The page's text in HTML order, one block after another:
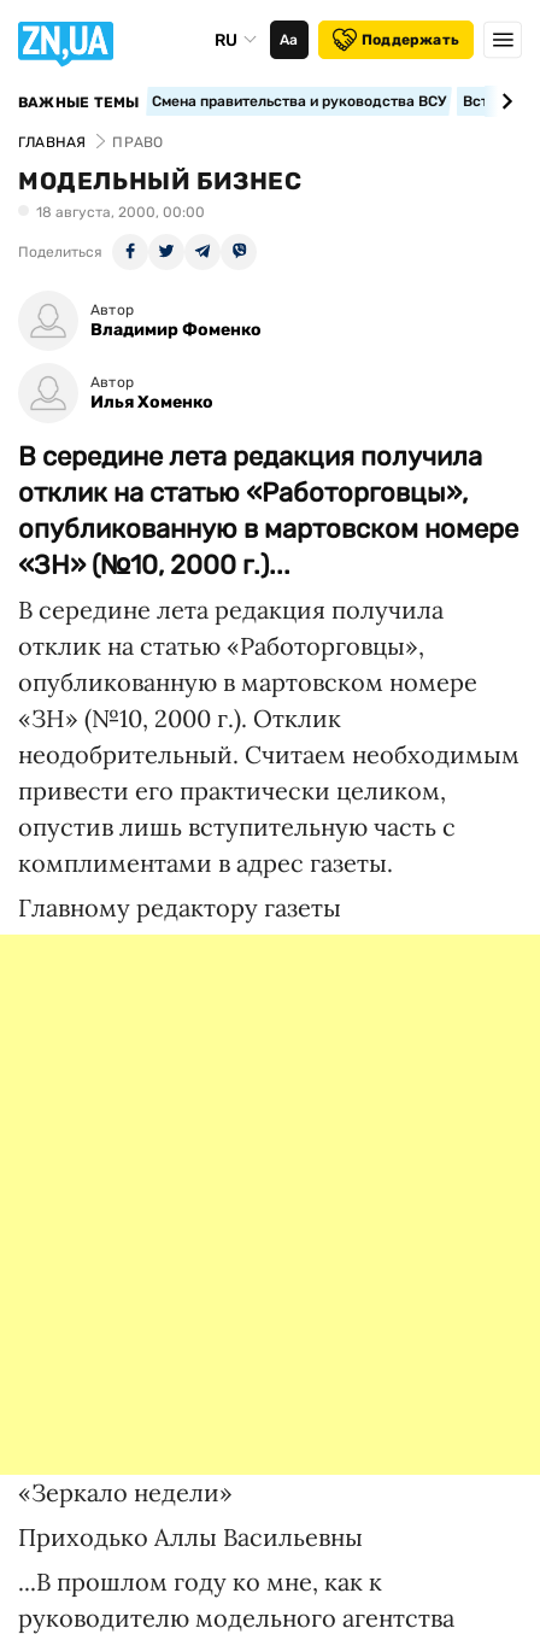
RU Аа Поддержать
ВАЖНЫЕ ТЕМЫ Смена правительства и руководства ВСУ
ГЛАВНАЯ ПРАВО
МОДЕЛЬНЫЙ БИЗНЕС
18 августа, 2000, 00:00
Поделиться
Автор
Владимир Фоменко
Автор
Илья Хоменко
В середине лета редакция получила
отклик на статью «Работорговцы»,
опубликованную в мартовском номере
«ЗН» (№10, 2000 г.)...
В середине лета редакция получила
отклик на статью «Работорговцы»,
опубликованную в мартовском номере
«ЗН» (№10, 2000 г.). Отклик
неодобрительный. Считаем необходимым
привести его практически целиком,
опустив лишь вступительную часть с
комплиментами в адрес газеты.
Главному редактору газеты
«Зеркало недели»
Приходько Аллы Васильевны
...В прошлом году ко мне, как к
руководителю модельного агентства